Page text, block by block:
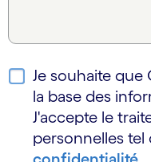
Je souhaite
la base des
J'accepte le
personnelles tel